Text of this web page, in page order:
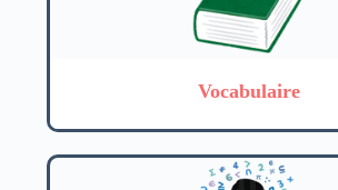
Vocabulaire